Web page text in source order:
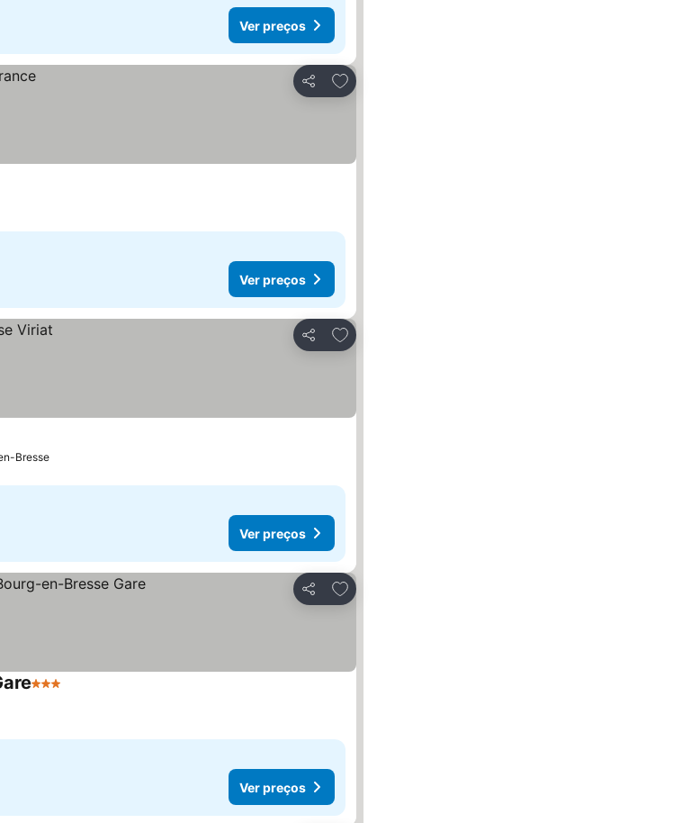
Ver preços
Partilhar
Adicionar aos favoritos
Ver preços
Partilhar
Adicionar aos favoritos
Bresse
Ver preços
Partilhar
Adicionar aos favoritos
3 Estrelas
Ver preços